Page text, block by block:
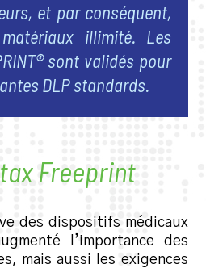
et par conséquent,
illimité. Les
sont validés pour
DLP standards.
Freeprint
des dispositifs médicaux
l’importance des
mais aussi les exigences